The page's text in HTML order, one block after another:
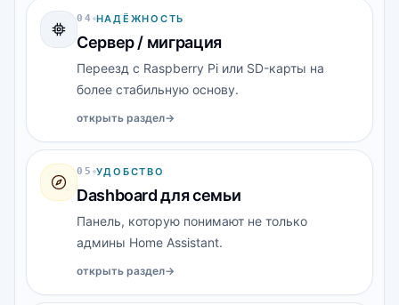
0 4 НАДЁЖНОСТЬ
Сервер / миграция
Переезд с Raspberry Pi или SD-карты на
более стабильную основу.
открыть раздел→
0 5 УДОБСТВО
Dashboard для семьи
Панель, которую понимают не только
админы Home Assistant.
открыть раздел→